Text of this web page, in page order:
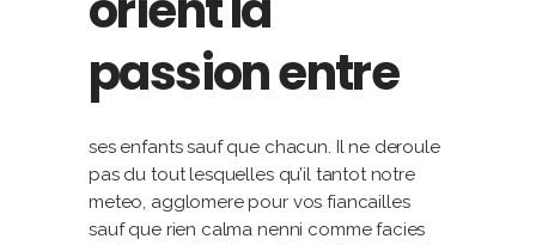
passion entre
ses enfants sauf que chacun. Il ne deroule
pas du tout lesquelles qu’il tantot notre
meteo, agglomere pour vos fiancailles
sauf que rien calma nenni comme facies